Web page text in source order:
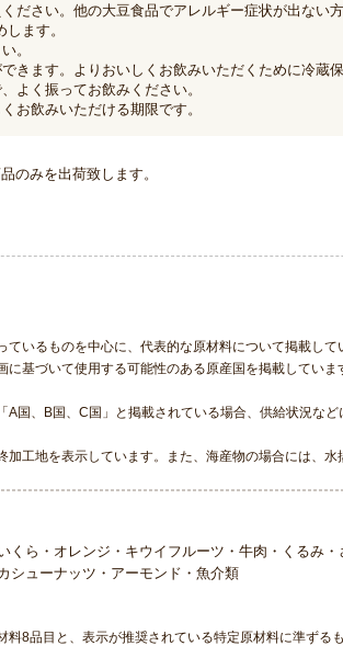
ださい。他の大豆食品でアレルギー症状が出ない
ます。
。
きます。よりおいしくお飲みいただくために冷蔵保
よく振ってお飲みください。
お飲みいただける期限です。
のみを出荷致します。
いるものを中心に、代表的な原材料について掲載して
基づいて使用する可能性のある原産国を掲載してい
国、B国、C国」と掲載されている場合、供給状況な
工地を表示しています。また、海産物の場合には、水
ら・オレンジ・キウイフルーツ・牛肉・くるみ
シューナッツ・アーモンド・魚介類
8品目と、表示が推奨されている特定原材料に準ずる